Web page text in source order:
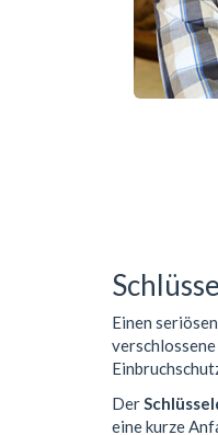
Einen seriösen
verschlossene
Der
eine kurze